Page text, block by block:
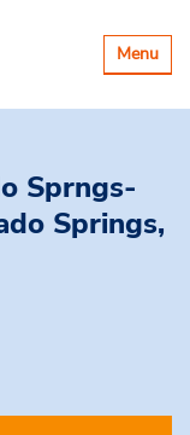
Basculer
la
Menu
Sprngs-
Springs,